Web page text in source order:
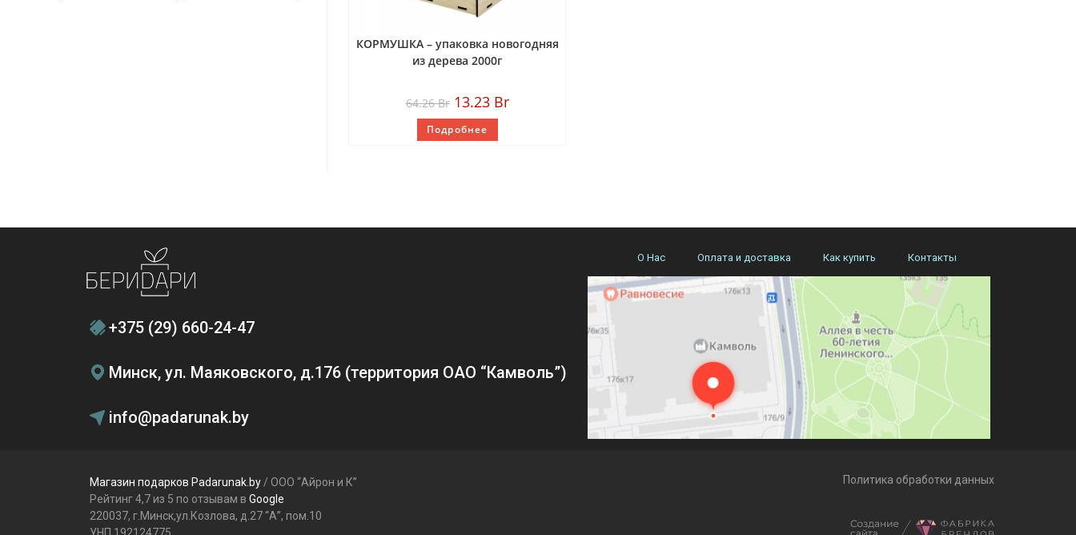
КОРМУШКА – упаковка новогодняя
из дерева 2000г
64.26Br 13.23 Br
Подробнее
+375 (29) 660-24-47
Минск, ул. Маяковского, д.176 (территория ОАО “Камволь”)
info@padarunak.by
О Нас Оплата и доставка Как купить Контакты
Магазин подарков Padarunak.by / ООО “Айрон и К”
Рейтинг 4,7 из 5 по отзывам в Google
220037, г.Минск,ул.Козлова, д.27 “А”, пом.10
Политика обработки данных